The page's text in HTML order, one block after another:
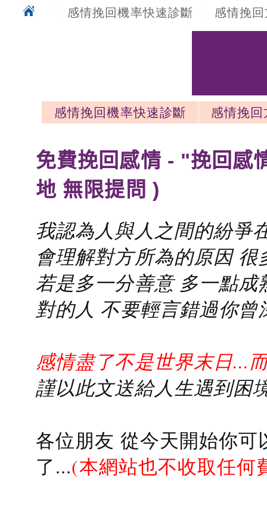
感情挽回機率快速診斷 感情挽
感情挽回機率快速診斷
感情挽
免費挽回感情 - "挽回感
地 無限提問 )
我認為人與人之間的紛爭
會理解對方所為的原因
若是多一分善意 多一點
對的人 不要輕言錯過你曾
感情盡了不是世界末日...
謹以此文送給人生遇到困
各位朋友 從今天開始你
了...(本網站也不收取任何